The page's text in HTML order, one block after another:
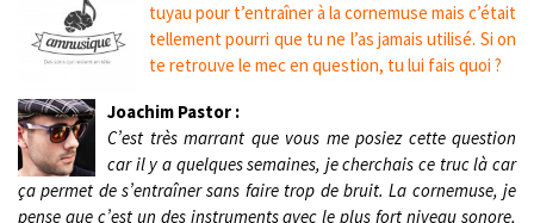
tuyau pour t’entraîner à la cornemuse mais c’était
tellement pourri que tu ne l’as jamais utilisé. Si on
te retrouve le mec en question, tu lui fais quoi ?
Joachim Pastor :
C’est très marrant que vous me posiez cette question
car il y a quelques semaines, je cherchais ce truc là car
ça permet de s’entraîner sans faire trop de bruit. La cornemuse, je
pense que c’est un des instruments avec le plus fort niveau sonore,